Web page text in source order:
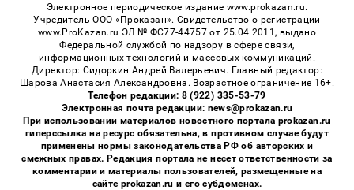
Электронное периодическое издание www.prokazan.ru.
Учредитель ООО «Проказан». Cвидетельство о регистрации
www.ProKazan.ru ЭЛ № ФС77-44757 от 25.04.2011, выдано
Федеральной службой по надзору в сфере связи,
информационных технологий и массовых коммуникаций.
Директор: Сидоркин Андрей Валерьевич. Главный редактор:
Шарова Анастасия Александровна. Возрастное ограничение 16+.
Телефон редакции: 8 (922) 335-53-79
Электронная почта редакции: news@prokazan.ru
При использовании материалов новостного портала prokazan.ru
гиперссылка на ресурс обязательна, в противном случае будут
применены нормы законодательства РФ об авторских и
смежных правах. Редакция портала не несет ответственности за
комментарии и материалы пользователей, размещенные на
сайте prokazan.ru и его субдоменах.